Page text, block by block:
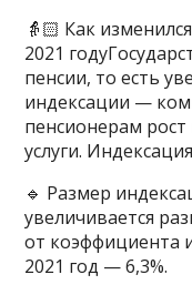
👵🏻 Как
2021
пенсии, то есть
индексации —
пенсионерам
услуги.
🔹 Размер
увеличивается
от коэффициента
2021 год — 6,3%.